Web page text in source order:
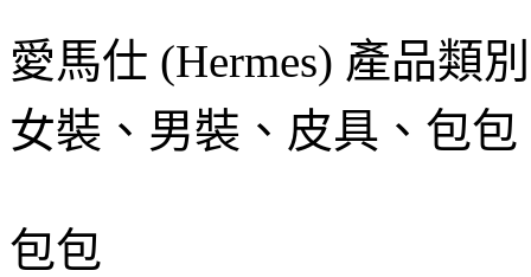
愛馬仕 (Hermes) 產品類別
女裝、男裝、皮具、包
包包